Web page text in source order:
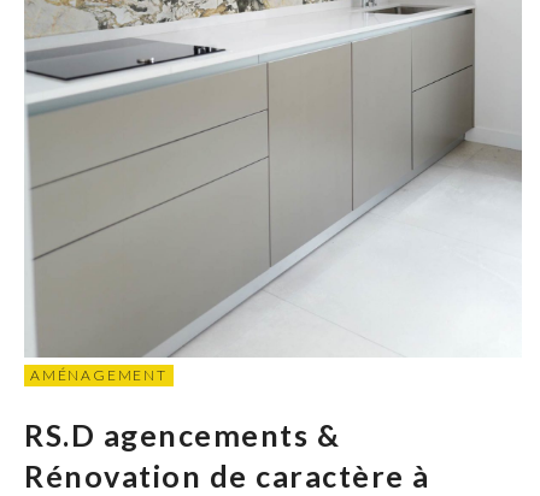
AMÉNAGEMENT
RS.D agencements &
Rénovation de caractère à